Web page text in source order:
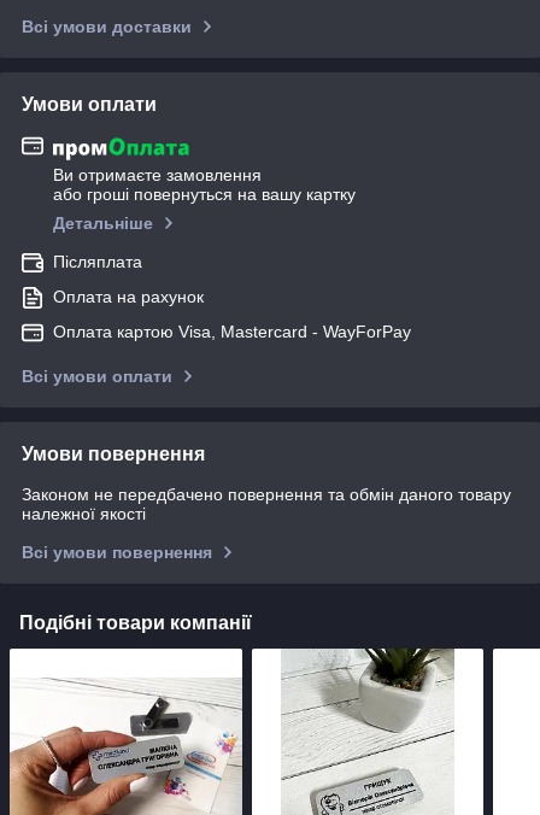
Всі умови доставки
Умови оплати
Ви отримаєте замовлення
або гроші повернуться на вашу картку
Детальніше
Післяплата
Оплата на рахунок
Оплата картою Visa, Mastercard - WayForPay
Всі умови оплати
Умови повернення
Законом не передбачено повернення та обмін даного товару
належної якості
Всі умови повернення
Подібні товари компанії